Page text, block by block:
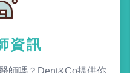
資訊
師嗎？Dent&Co提供你